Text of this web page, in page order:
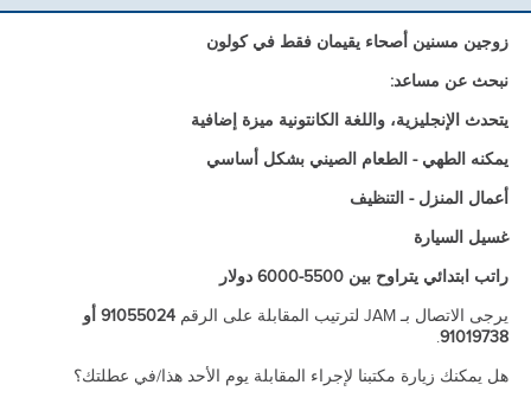
زوجين مسنين أصحاء يقيمان فقط في كولون
نبحث عن مساعد:
يتحدث الإنجليزية، واللغة الكانتونية ميزة إضافية
يمكنه الطهي - الطعام الصيني بشكل أساسي
أعمال المنزل - التنظيف
غسيل السيارة
راتب ابتدائي يتراوح بين 5500-6000 دولار
يرجى الاتصال بـ JAM لترتيب المقابلة على الرقم
91055024 أو
91019738
.
هل يمكنك زيارة مكتبنا لإجراء المقابلة يوم الأحد هذا/في عطلتك؟